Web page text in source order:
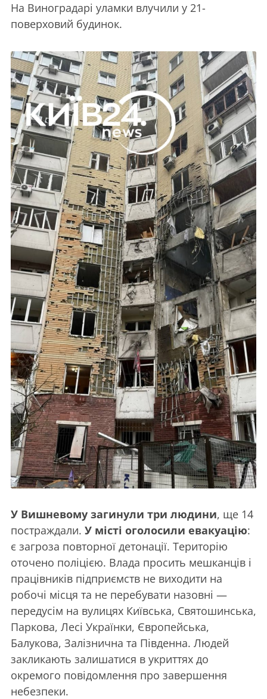
На Виноградарі уламки влучили у 21-
поверховий будинок.
У Вишневому загинули три людини, ще 14
постраждали. У місті оголосили евакуацію:
є загроза повторної детонації. Територію
оточено поліцією. Влада просить мешканців і
працівників підприємств не виходити на
робочі місця та не перебувати назовні —
передусім на вулицях Київська, Святошинська,
Паркова, Лесі Українки, Європейська,
Балукова, Залізнична та Південна. Людей
закликають залишатися в укриттях до
окремого повідомлення про завершення
небезпеки.